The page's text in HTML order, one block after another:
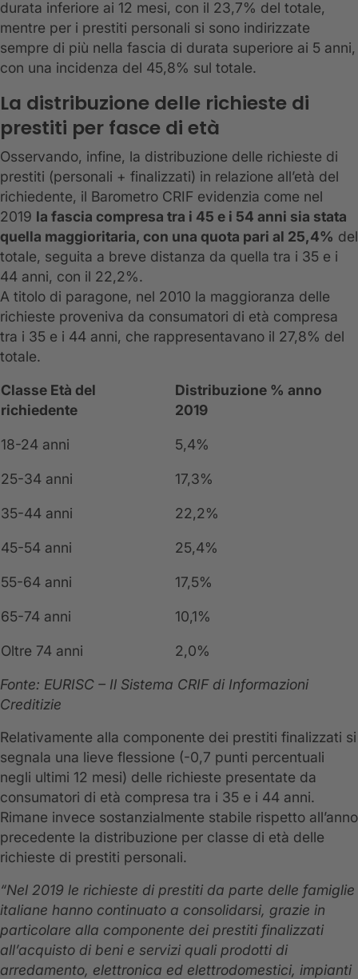
durata inferiore ai 12 mesi, con il 23,7% del totale,
mentre per i prestiti personali si sono indirizzate
sempre di più nella fascia di durata superiore ai 5 anni,
con una incidenza del 45,8% sul totale.
La distribuzione delle richieste di
prestiti per fasce di età
Osservando, infine, la distribuzione delle richieste di
prestiti (personali + finalizzati) in relazione all’età del
richiedente, il Barometro CRIF evidenzia come nel
2019 la fascia compresa tra i 45 e i 54 anni sia stata
quella maggioritaria, con una quota pari al 25,4% del
totale, seguita a breve distanza da quella tra i 35 e i
44 anni, con il 22,2%.
A titolo di paragone, nel 2010 la maggioranza delle
richieste proveniva da consumatori di età compresa
tra i 35 e i 44 anni, che rappresentavano il 27,8% del
totale.
Classe Età del
richiedente
Distribuzione % anno
2019
18-24 anni 5,4%
25-34 anni 17,3%
35-44 anni 22,2%
45-54 anni 25,4%
55-64 anni 17,5%
65-74 anni 10,1%
Oltre 74 anni
2,0%
Fonte: EURISC – Il Sistema CRIF di Informazioni
Creditizie
Relativamente alla componente dei prestiti finalizzati si
segnala una lieve flessione (-0,7 punti percentuali
negli ultimi 12 mesi) delle richieste presentate da
consumatori di età compresa tra i 35 e i 44 anni.
Rimane invece sostanzialmente stabile rispetto all’anno
precedente la distribuzione per classe di età delle
richieste di prestiti personali.
“Nel 2019 le richieste di prestiti da parte delle famiglie
italiane hanno continuato a consolidarsi, grazie in
particolare alla componente dei prestiti finalizzati
all’acquisto di beni e servizi quali prodotti di
arredamento, elettronica ed elettrodomestici, impianti